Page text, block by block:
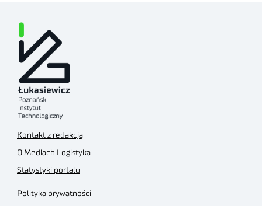
Kontakt z redakcją
O Mediach Logistyka
Statystyki portalu
Polityka prywatności